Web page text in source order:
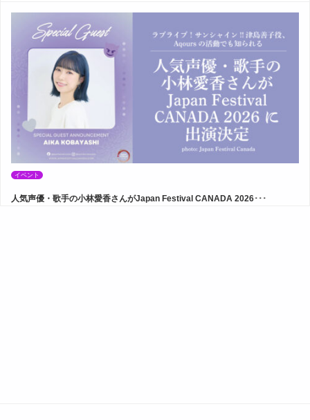
イベント
人気声優・歌手の小林愛香さんがJapan Festival CANADA 2026･･･